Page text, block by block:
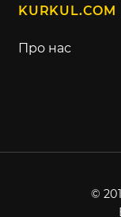
KURKUL.COM
Про нас
©